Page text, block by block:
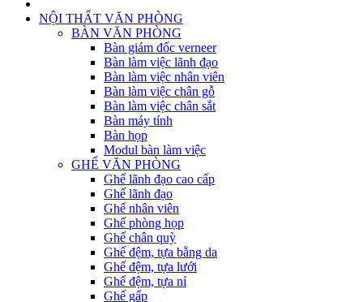
NỘI THẤT VĂN PHÒNG
BÀN VĂN PHÒNG
Bàn giám đốc verneer
Bàn làm việc lãnh đạo
Bàn làm việc nhân viên
Bàn làm việc chân gỗ
Bàn làm việc chân sắt
Bàn máy tính
Bàn họp
Modul bàn làm việc
GHẾ VĂN PHÒNG
Ghế lãnh đạo cao cấp
Ghế lãnh đạo
Ghế nhân viên
Ghế phòng họp
Ghế chân quỳ
Ghế đệm, tựa bằng da
Ghế đệm, tựa lưới
Ghế đệm, tựa nỉ
Ghế gấp